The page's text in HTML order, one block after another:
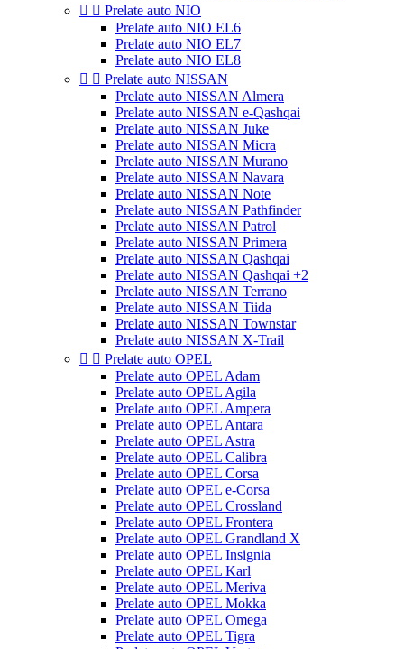
  Prelate auto NIO
Prelate auto NIO EL6
Prelate auto NIO EL7
Prelate auto NIO EL8
  Prelate auto NISSAN
Prelate auto NISSAN Almera
Prelate auto NISSAN e-Qashqai
Prelate auto NISSAN Juke
Prelate auto NISSAN Micra
Prelate auto NISSAN Murano
Prelate auto NISSAN Navara
Prelate auto NISSAN Note
Prelate auto NISSAN Pathfinder
Prelate auto NISSAN Patrol
Prelate auto NISSAN Primera
Prelate auto NISSAN Qashqai
Prelate auto NISSAN Qashqai +2
Prelate auto NISSAN Terrano
Prelate auto NISSAN Tiida
Prelate auto NISSAN Townstar
Prelate auto NISSAN X-Trail
  Prelate auto OPEL
Prelate auto OPEL Adam
Prelate auto OPEL Agila
Prelate auto OPEL Ampera
Prelate auto OPEL Antara
Prelate auto OPEL Astra
Prelate auto OPEL Calibra
Prelate auto OPEL Corsa
Prelate auto OPEL e-Corsa
Prelate auto OPEL Crossland
Prelate auto OPEL Frontera
Prelate auto OPEL Grandland X
Prelate auto OPEL Insignia
Prelate auto OPEL Karl
Prelate auto OPEL Meriva
Prelate auto OPEL Mokka
Prelate auto OPEL Omega
Prelate auto OPEL Tigra